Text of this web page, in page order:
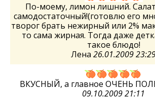
По-моему, лимон лишний.
самодостаточный!(готовлю его
творог брать нежирный или 2%
то сама жирная. Тогда даже
такое блюдо!
Лена 26.01.2009
ВКУСНЫЙ, а главное ОЧЕНЬ
09.10.2009 21:11